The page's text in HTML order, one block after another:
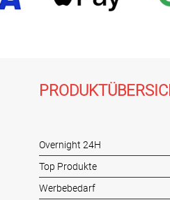
Overnight 24H
Top Produkte
Werbebedarf